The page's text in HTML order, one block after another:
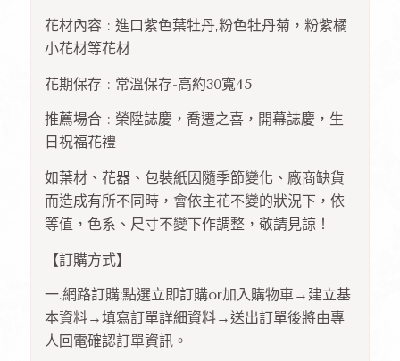
花材內容 : 進口紫色葉牡丹,粉色牡丹菊，粉紫橘
小花材等花材
花期保存 : 常溫保存-高約30寬45
推薦場合 : 榮陞誌慶，喬遷之喜，開幕誌慶，生
日祝福花禮
如葉材、花器、包裝紙因隨季節變化、廠商缺貨
而造成有所不同時，會依主花不變的狀況下，依
等值，色系、尺寸不變下作調整，敬請見諒！
【訂購方式】
一.網路訂購:點選立即訂購or加入購物車→建立基
本資料→填寫訂單詳細資料→送出訂單後將由專
人回電確認訂單資訊。